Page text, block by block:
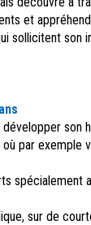
et
sollicitent son
son
où par
spécialement
sur de